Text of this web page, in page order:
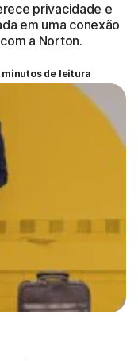
privacidade e
em uma conexão
a Norton.
minutos de leitura